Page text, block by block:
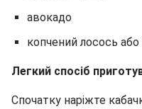
авокадо
копчений лосось або
Легкий спосіб
Спочатку наріжте